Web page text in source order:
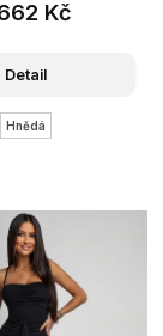
Kč
Detail
Hnědá